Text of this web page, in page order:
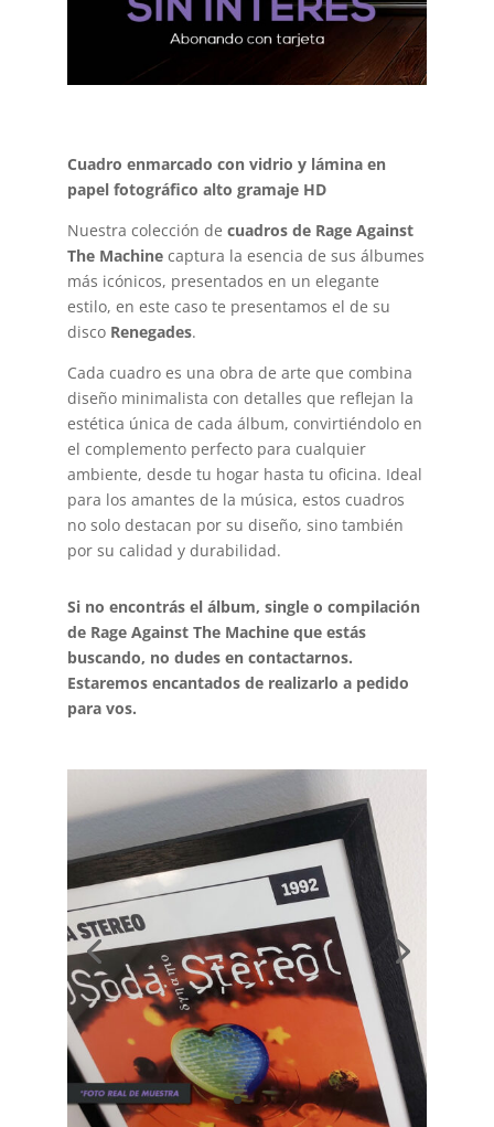
Cuadro enmarcado con vidrio y lámina en
papel fotográfico alto gramaje HD
Nuestra colección de cuadros de Rage Against
The Machinecaptura la esencia de sus álbumes
más icónicos, presentados en un elegante
estilo, en este caso te presentamos el de su
disco Renegades.
Cada cuadro es una obra de arte que combina
diseño minimalista con detalles que reflejan la
estética única de cada álbum, convirtiéndolo en
el complemento perfecto para cualquier
ambiente, desde tu hogar hasta tu oficina. Ideal
para los amantes de la música, estos cuadros
no solo destacan por su diseño, sino también
por su calidad y durabilidad.
Si no encontrás el álbum, single o compilación
de Rage Against The Machine que estás
buscando, no dudes en contactarnos.
Estaremos encantados de realizarlo a pedido
para vos.